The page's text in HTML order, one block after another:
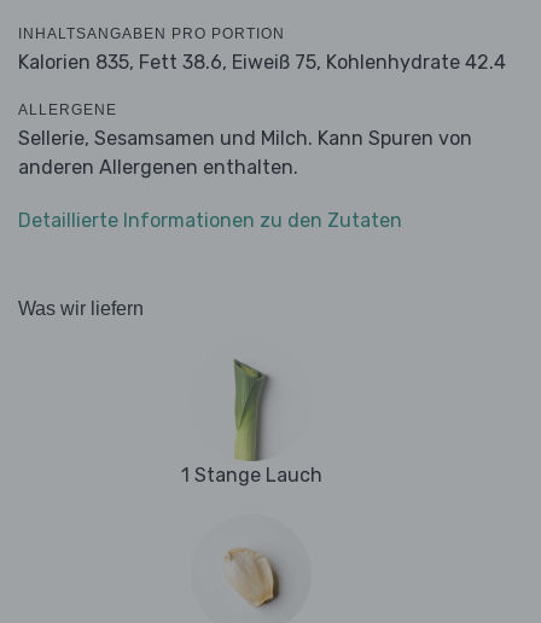
INHALTSANGABEN PRO PORTION
Kalorien 835, Fett 38.6, Eiweiß 75, Kohlenhydrate 42.4
ALLERGENE
Sellerie, Sesamsamen und Milch. Kann Spuren von
anderen Allergenen enthalten.
Detaillierte Informationen zu den Zutaten
Was wir liefern
1 Stange Lauch